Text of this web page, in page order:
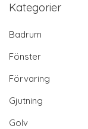
Kategorier
Badrum
Fönster
Förvaring
Gjutning
Golv